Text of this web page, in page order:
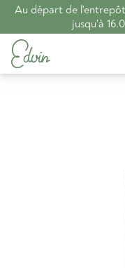
Au départ de
jusqu'à